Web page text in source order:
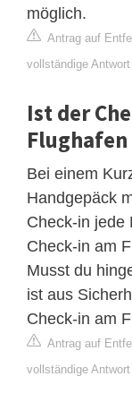
möglich.
Antrag auf
vollständige
Ist der
Flughafen
Bei einem
Handgepäck
Check-in jede
Check-in am
Musst du
ist aus
Check-in am
Antrag auf
vollständige